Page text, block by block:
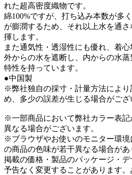
れた超高密度織物です。
綿100%ですが、打ち込み本数が多
が膨潤するため、それ以上水を通
揮します。
また通気性・透湿性にも優れ、着心
外からの水を遮断し、内からの水
特性を持っています。
●中国製
※弊社独自の採寸・計量方法により
め、多少の誤差が生じる場合がござ
※一部商品において弊社カラー表記
異なる場合がございます。
※ブラウザやお使いのモニター環
の商品の色味が若干異なる場合があ
掲載の価格・製品のパッケージ・デ
予告なく変更することがあります